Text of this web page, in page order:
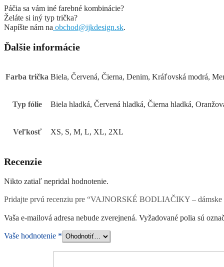
Páčia sa vám iné farebné kombinácie?
Želáte si iný typ trička?
Napíšte nám na obchod@ijkdesign.sk.
Ďalšie informácie
Farba trička Biela, Červená, Čierna, Denim, Kráľovská modrá,
Typ fólie Biela hladká, Červená hladká, Čierna hladká,
Veľkosť XS, S, M, L, XL, 2XL
Recenzie
Nikto zatiaľ nepridal hodnotenie.
Pridajte prvú recenziu pre “VAJNORSKÉ BODLIAČIKY – dámske
Vaša e-mailová adresa nebude zverejnená. Vyžadované polia sú
Vaše hodnotenie *